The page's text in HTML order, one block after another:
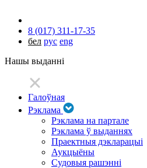
8 (017) 311-17-35
бел рус eng
Нашы выданні
Галоўная
Рэклама
Рэклама на партале
Рэклама ў выданнях
Праектныя дэкларацыі
Аукцыёны
Судовыя рашэнні